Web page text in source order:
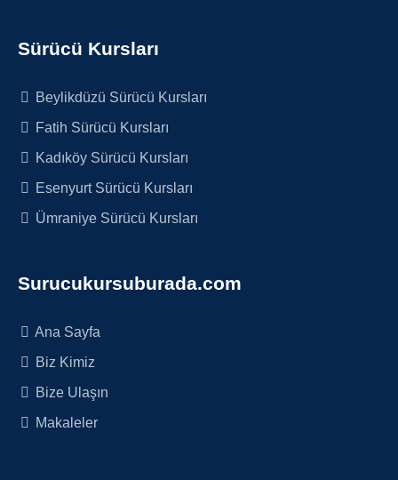
Sürücü Kursları
Beylikdüzü Sürücü Kursları
Fatih Sürücü Kursları
Kadıköy Sürücü Kursları
Esenyurt Sürücü Kursları
Ümraniye Sürücü Kursları
Surucukursuburada.com
Ana Sayfa
Biz Kimiz
Bize Ulaşın
Makaleler